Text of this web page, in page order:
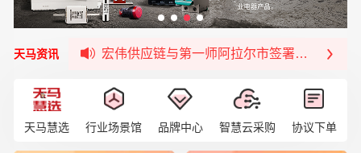
天马资讯
签约喜讯 | 宏伟与中铝集团成功签约！
福清核电—WD-40产品交流会圆满结束
宏伟供应链与第一师阿拉尔市签署战略框架合
天马慧选 行业场景馆 品牌中心 智慧云采购 协议下单